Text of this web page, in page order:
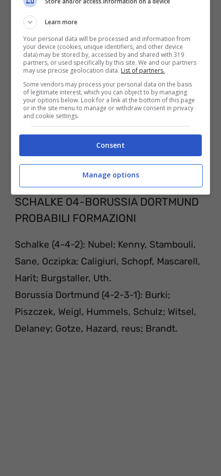
ovunque vogliate attraverso lo
smartphone, il tablet o il personal
computer.
SCHALKE 04-BORUSSIA DORTMUND
PROBABILI FORMAZIONI
Schalke (4-4-2): Nubel; Kenny, Stambouli,
Sane, Oczipka; Caligiuri, Schopf, Mascarell,
Harit; Burgstaller, Uth.
Borussia Dortmund (4-2-3-1): Burki;
Piszczek, Weigl, Hummels, Schulz; Witsel,
Delaney; Gotze, Hazard, reus; Brandt.
Learn more
Your personal data will be processed and information from
your device (cookies, unique identifiers, and other device
data) may be stored by, accessed by and shared with 319
partners, or used specifically by this site. We and our partners
may use precise geolocation data. List of partners.
Some vendors may process your personal data on the basis
of legitimate interest, which you can object to by managing
your options below. Look for a link at the bottom of this page
or in the site menu to manage or withdraw consent in privacy
and cookie settings.
Consent
Manage options